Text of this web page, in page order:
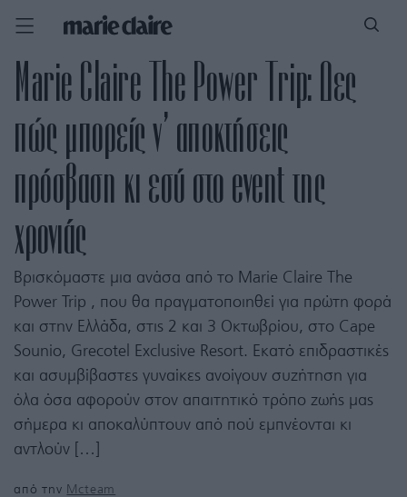
Marie Claire The Power Trip: Δες
πώς μπορείς ν’ αποκτήσεις
πρόσβαση κι εσύ στο event της
χρονιάς
Βρισκόμαστε μια ανάσα από το Marie Claire The
Power Trip , που θα πραγματοποιηθεί για πρώτη φορά
και στην Ελλάδα, στις 2 και 3 Οκτωβρίου, στο Cape
Sounio, Grecotel Exclusive Resort. Εκατό επιδραστικές
και ασυμβίβαστες γυναίκες ανοίγουν συζήτηση για
όλα όσα αφορούν στον απαιτητικό τρόπο ζωής μας
σήμερα κι αποκαλύπτουν από πού εμπνέονται κι
αντλούν […]
από την Mcteam